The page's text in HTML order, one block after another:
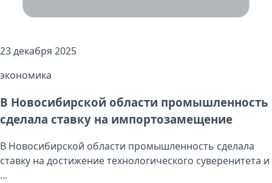
23 декабря 2025
экономика
В Новосибирской области промышленность
сделала ставку на импортозамещение
В Новосибирской области промышленность сделала
ставку на достижение технологического суверенитета и
...